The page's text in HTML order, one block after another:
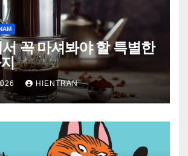
꼭 마셔봐야 할 특별한
HIENTRAN